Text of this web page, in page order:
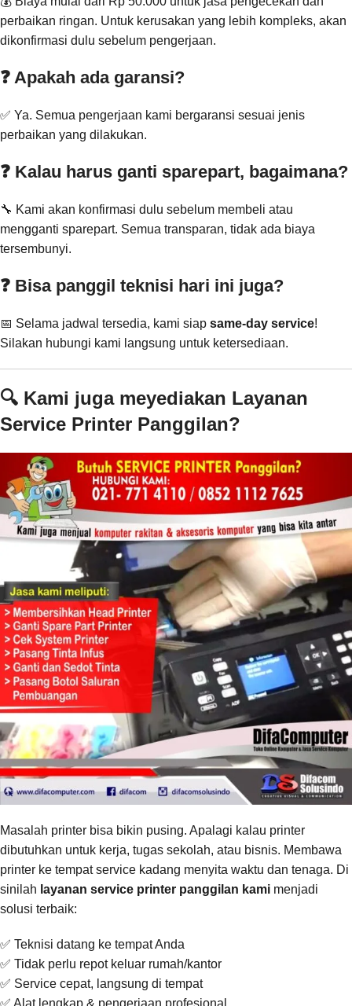
perbaikan ringan. Untuk kerusakan yang lebih kompleks, akan
dikonfirmasi dulu sebelum pengerjaan.
❓ Apakah ada garansi?
✅ Ya. Semua pengerjaan kami bergaransi sesuai jenis
perbaikan yang dilakukan.
❓ Kalau harus ganti sparepart, bagaimana?
🔧 Kami akan konfirmasi dulu sebelum membeli atau
mengganti sparepart. Semua transparan, tidak ada biaya
tersembunyi.
❓ Bisa panggil teknisi hari ini juga?
📅 Selama jadwal tersedia, kami siap same-day service!
Silakan hubungi kami langsung untuk ketersediaan.
🔍 Kami juga meyediakan Layanan
Service Printer Panggilan?
Masalah printer bisa bikin pusing. Apalagi kalau printer
dibutuhkan untuk kerja, tugas sekolah, atau bisnis. Membawa
printer ke tempat service kadang menyita waktu dan tenaga. Di
sinilah layanan service printer panggilan kami menjadi
solusi terbaik:
✅ Teknisi datang ke tempat Anda
✅ Tidak perlu repot keluar rumah/kantor
✅ Service cepat, langsung di tempat
✅ Alat lengkap & pengerjaan profesional